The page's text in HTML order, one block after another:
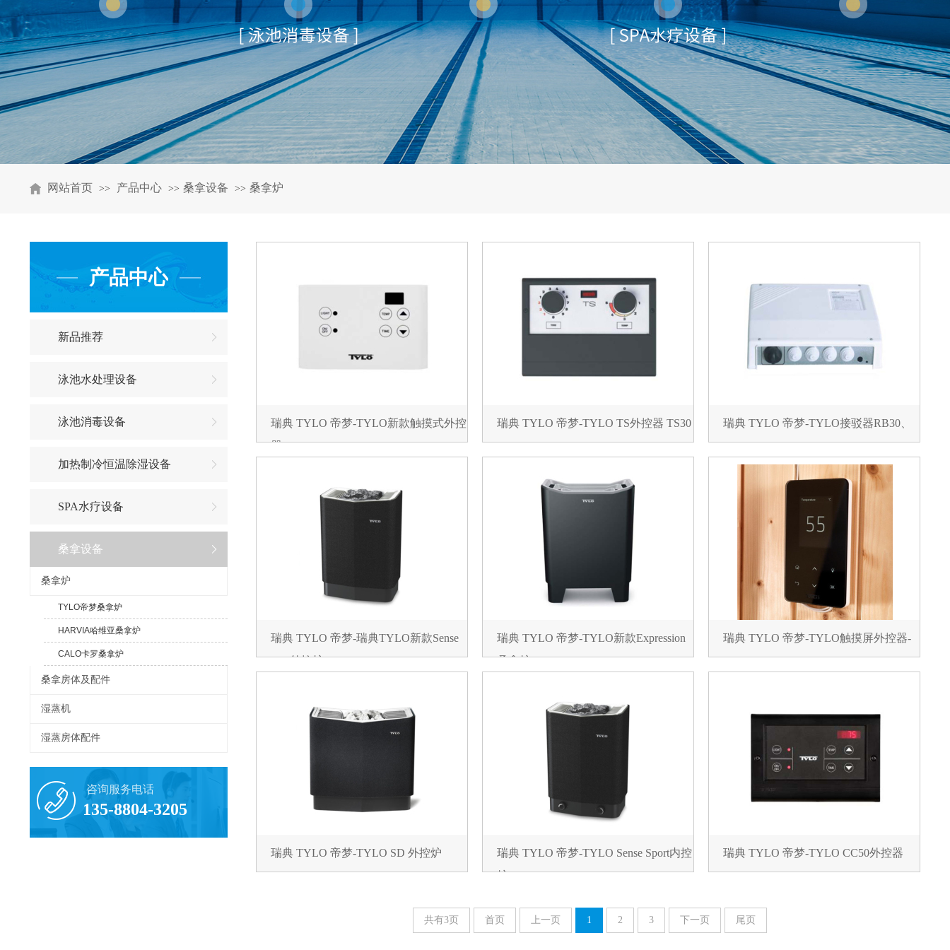
网站首页 >> 产品中心 >> 桑拿设备 >> 桑拿炉
产品中心
新品推荐
泳池水处理设备
泳池消毒设备
加热制冷恒温除湿设备
SPA水疗设备
桑拿设备
桑拿炉
TYLO帝梦桑拿炉
HARVIA哈维亚桑拿炉
CALO卡罗桑拿炉
桑拿房体及配件
湿蒸机
湿蒸房体配件
咨询服务电话
135-8804-3205
瑞典 TYLO 帝梦-TYLO新款触摸式外控
器EC50
瑞典 TYLO 帝梦-TYLO TS外控器 TS30
瑞典 TYLO 帝梦-TYLO接驳器RB30、
RB60
瑞典 TYLO 帝梦-瑞典TYLO新款Sense
Plus外控炉
瑞典 TYLO 帝梦-TYLO新款Expression
桑拿炉
瑞典 TYLO 帝梦-TYLO触摸屏外控器-
H1
瑞典 TYLO 帝梦-TYLO SD 外控炉
瑞典 TYLO 帝梦-TYLO Sense Sport内控
炉6
瑞典 TYLO 帝梦-TYLO CC50外控器
共有3页 首页 上一页 1 2 3 下一页 尾页